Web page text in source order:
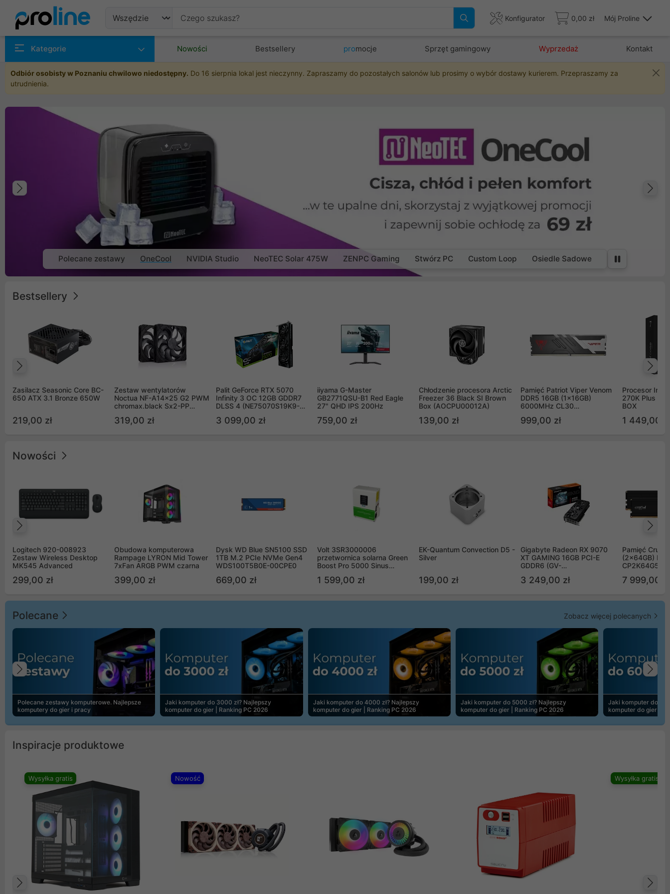
Konfigurator 0,00 zł Mój Proline
Kategorie Nowości Bestsellery promocje Sprzęt gamingowy Wyprzedaż Kontakt
Odbiór osobisty w Poznaniu chwilowo niedostępny. Do 16 sierpnia lokal jest nieczynny. Zapraszamy do pozostałych salonów lub prosimy o wybór dostawy kurierem. Przepraszamy za
utrudnienia.
Poprzedni
Polecane zestawy OneCool NVIDIA Studio NeoTEC Solar 475W ZENPC Gaming Stwórz PC Custom Loop Osiedle Sadowe
Bestsellery
Zasilacz Seasonic Core BC-
650 ATX 3.1 Bronze 650W
219,00 zł
Zestaw wentylatorów
Noctua NF-A14x25 G2 PWM
chromax.black Sx2-PP
(2szt)
319,00 zł
Palit GeForce RTX 5070
Infinity 3 OC 12GB GDDR7
DLSS 4 (NE75070S19K9-
3 099,00 zł
iiyama G-Master
GB2771QSU-B1 Red Eagle
27" QHD IPS 200Hz
759,00 zł
Chłodzenie procesora Arctic
Freezer 36 Black SI Brown
Box (AOCPU00012A)
139,00 zł
Pamięć Patriot Viper Venom
DDR5 16GB (1x16GB)
6000MHz CL30
999,00 zł
Procesor Intel
270K Plus
BOX
1 449,00 zł
Nowości
Logitech 920-008923
Zestaw Wireless Desktop
MK545 Advanced
299,00 zł
Obudowa komputerowa
Rampage LYRON Mid Tower
7xFan ARGB PWM czarna
399,00 zł
Dysk WD Blue SN5100 SSD
1TB M.2 PCIe NVMe Gen4
WDS100T5B0E-00CPE0
669,00 zł
Volt 3SR3000006
przetwornica solarna Green
Boost Pro 5000 Sinus
1 599,00 zł
EK-Quantum Convection D5 -
Silver
199,00 zł
Gigabyte Radeon RX 9070
XT GAMING 16GB PCI-E
GDDR6 (GV-
3 249,00 zł
Pamięć
(2x64GB)
7 999,00 zł
Polecane Zobacz więcej polecanych
Polecane zestawy komputerowe. Najlepsze
komputery do gier i pracy
Jaki komputer do 3000 zł? Najlepszy
komputer do gier | Ranking PC 2026
Jaki komputer do 4000 zł? Najlepszy
komputer do gier | Ranking PC 2026
Jaki komputer do 5000 zł? Najlepszy
komputer do gier | Ranking PC 2026
Jaki komputer do
komputer do gier |
Poprzedni
Inspiracje produktowe
Wysyłka gratis Nowość Wysyłka gratis